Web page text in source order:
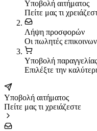
Υποβολή αιτήματος
Πείτε μας τι
Λήψη προσφορών
Οι πωλητές
Υποβολή παραγγελίας
Επιλέξτε την
Υποβολή αιτήματος
Πείτε μας τι χρειάζεστε